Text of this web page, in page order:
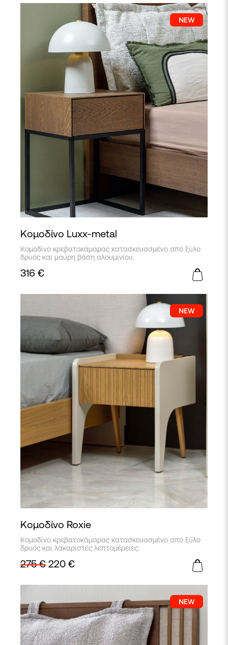
Κομοδίνο Luxx-metal
Κομοδίνο κρεβατοκάμαρας κατασκευασμένο από ξύλο
δρυός και μαύρη βάση αλουμινίου.
316 €
Κομοδίνο Roxie
Κομοδίνο κρεβατοκάμαρας κατασκευασμένο από ξύλο
δρυός και λακαριστές λεπτομέρειες.
275€ 220 €